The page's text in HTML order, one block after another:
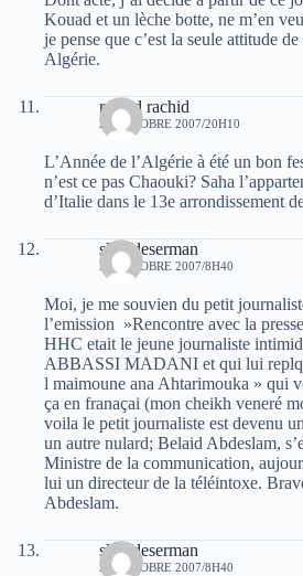
Kouad et un lèche botte, ne m’en
je pense que c’est la seule attitude
Algérie.
rachid rachid
23 OCTOBRE 2007/20H10
L’Année de l’Algérie à été un bon
n’est ce pas Chaouki? Saha
d’Italie dans le 13e arrondissement
slim deserman
24 OCTOBRE 2007/8H40
Moi, je me souvien du petit
l’emission »Rencontre avec la
HHC etait le jeune journaliste
ABBASSI MADANI et qui lui
l maimoune ana Ahtarimouka » qui
ça en franaçai (mon cheikh veneré
voila le petit journaliste est devenu
un autre nulard; Belaid Abdeslam,
Ministre de la communication,
lui un directeur de la téléintoxe.
Abdeslam.
slim deserman
24 OCTOBRE 2007/8H40